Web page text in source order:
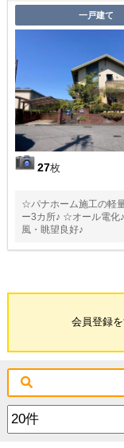
一戸建て
27枚
☆パナホーム施工の軽
ー3カ所♪ ☆オール電化
風・眺望良好♪
会員登録